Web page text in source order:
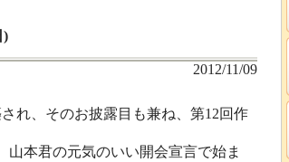
)
2012/11/09
れ、そのお披露目も兼ね、第12回作
本君の元気のいい開会宣言で始ま